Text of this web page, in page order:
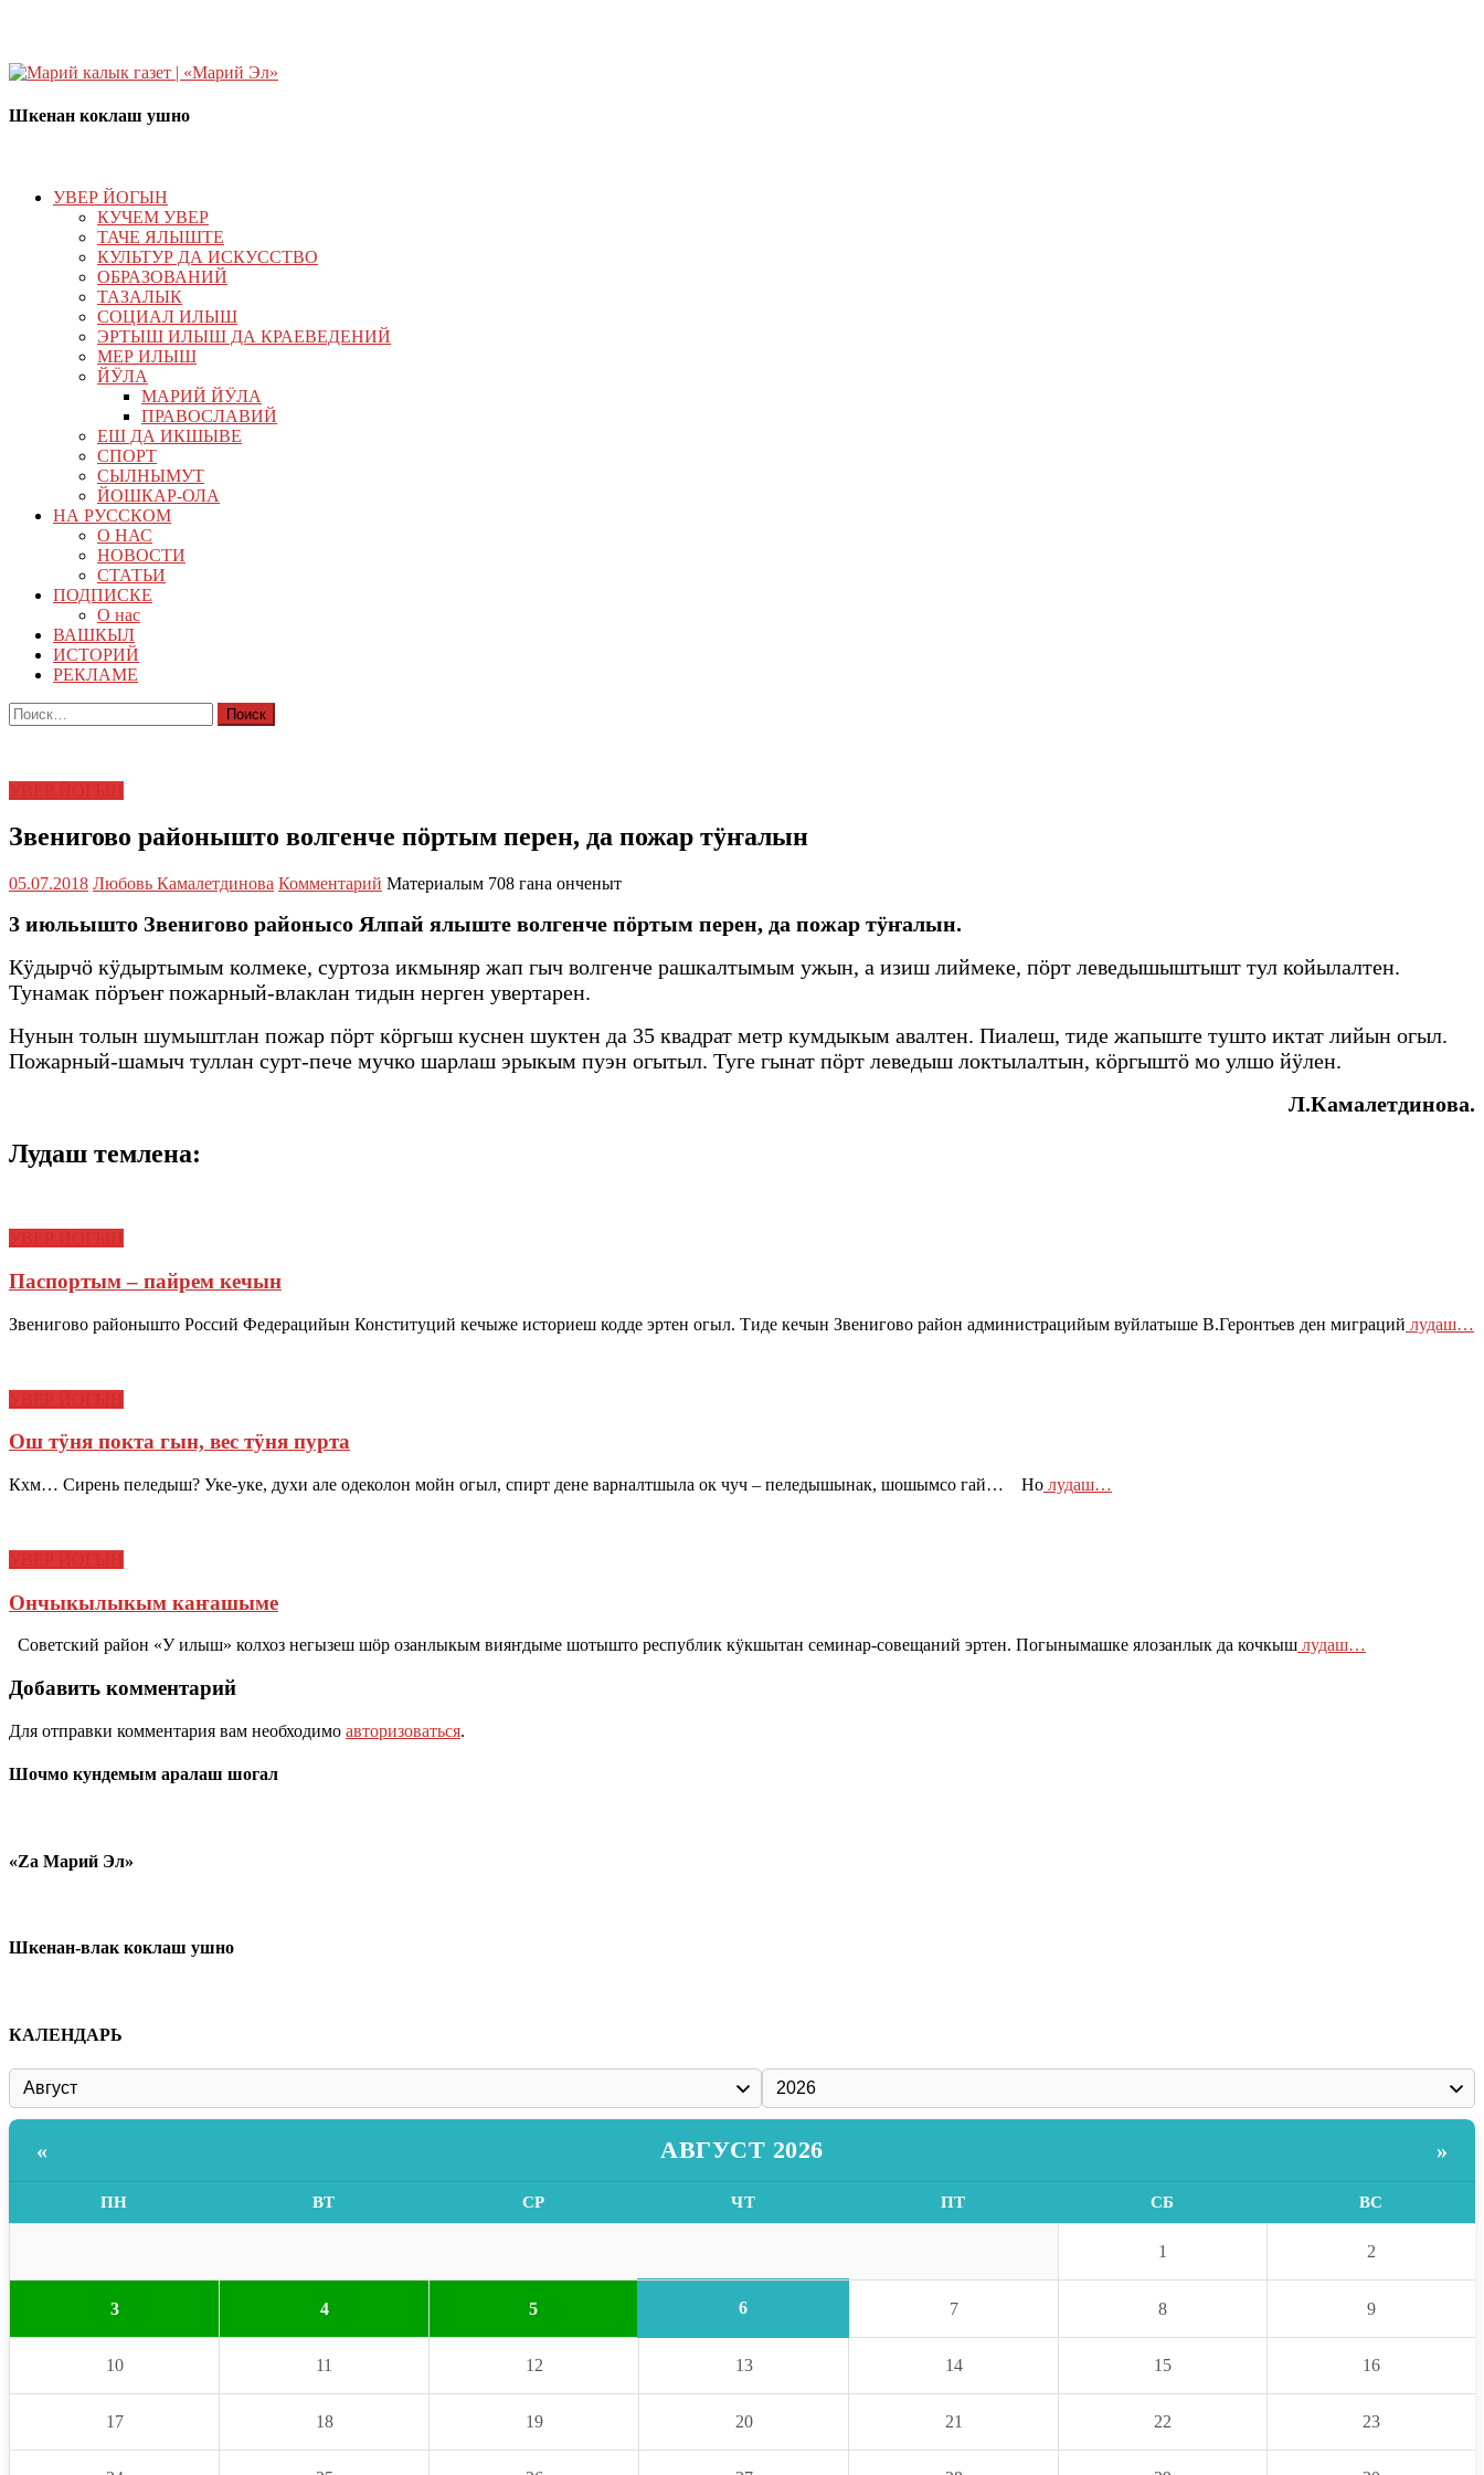
Шкенан коклаш ушно
УВЕР ЙОГЫН
КУЧЕМ УВЕР
ТАЧЕ ЯЛЫШТЕ
КУЛЬТУР ДА ИСКУССТВО
ОБРАЗОВАНИЙ
ТАЗАЛЫК
СОЦИАЛ ИЛЫШ
ЭРТЫШ ИЛЫШ ДА КРАЕВЕДЕНИЙ
МЕР ИЛЫШ
ЙӰЛА
МАРИЙ ЙӰЛА
ПРАВОСЛАВИЙ
ЕШ ДА ИКШЫВЕ
СПОРТ
СЫЛНЫМУТ
ЙОШКАР-ОЛА
НА РУССКОМ
О НАС
НОВОСТИ
СТАТЬИ
ПОДПИСКЕ
О нас
ВАШКЫЛ
ИСТОРИЙ
РЕКЛАМЕ
Найти:
Звенигово районышто волгенче пӧртым перен, да пожар тӱҥалын
05.07.2018 Любовь Камалетдинова Комментарий Материалым 708 гана онченыт
3 июльышто Звенигово районысо Ялпай ялыште волгенче пӧртым перен, да пожар тӱҥалын.
Кӱдырчӧ кӱдыртымым колмеке, суртоза икмыняр жап гыч волгенче рашкалтымым ужын, а изиш лиймеке, пӧрт леведышыштышт тул койылалтен.
Тунамак пӧръеҥ пожарный-влаклан тидын нерген увертарен.
Нунын толын шумыштлан пожар пӧрт кӧргыш куснен шуктен да 35 квадрат метр кумдыкым авалтен. Пиалеш, тиде жапыште тушто иктат лийын огыл.
Пожарный-шамыч туллан сурт-пече мучко шарлаш эрыкым пуэн огытыл. Туге гынат пӧрт леведыш локтылалтын, кӧргыштӧ мо улшо йӱлен.
Л.Камалетдинова.
Лудаш темлена:
Паспортым – пайрем кечын
Звенигово районышто Россий Федерацийын Конституций кечыже историеш кодде эртен огыл. Тиде кечын Звенигово район администрацийым вуйлатыше В.Геронтьев ден миграций лудаш…
Ош тӱня покта гын, вес тӱня пурта
Кхм… Сирень пеледыш? Уке-уке, духи але одеколон мойн огыл, спирт дене варналтшыла ок чуч – пеледышынак, шошымсо гай… Но лудаш…
Ончыкылыкым каҥашыме
Советский район «У илыш» колхоз негызеш шӧр озанлыкым вияҥдыме шотышто республик кӱкшытан семинар-совещаний эртен. Погынымашке ялозанлык да кочкыш лудаш…
Добавить комментарий
Для отправки комментария вам необходимо авторизоваться.
Шочмо кундемым аралаш шогал
«Zа Марий Эл»
Шкенан-влак коклаш ушно
КАЛЕНДАРЬ
« АВГУСТ 2026 »
ПН ВТ СР ЧТ ПТ СБ ВС
1 2
3 4 5 6 7 8 9
10 11 12 13 14 15 16
17 18 19 20 21 22 23